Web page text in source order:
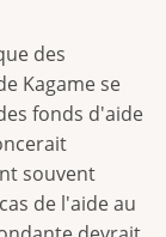
des
Kagame se
fonds d'aide
souvent
de l'aide au